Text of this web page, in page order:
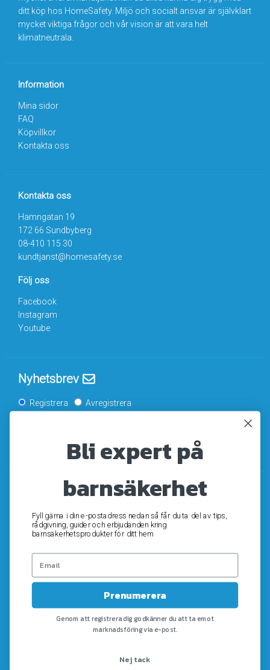
ditt köp hos HomeSafety. Miljö och socialt ansvar är självklart
mycket viktiga frågor och vår vision är att vara helt
klimatneutrala.
Information
Mina sidor
FAQ
Köpvillkor
Kontakta oss
Kontakta oss
Hamngatan 19
172 66 Sundbyberg
08-410 115 30
kundtjanst@homesafety.se
Följ oss
Facebook
Instagram
Youtube
Nyhetsbrev
Registrera Avregistrera
OK
Bli expert på
barnsäkerhet
Fyll gärna i din e-postadress nedan så får du ta del av tips,
rådgivning, guider och erbjudanden kring
barnsäkerhetsprodukter för ditt hem
Prenumerera
Genom att registrera dig godkänner du att ta emot
marknadsföring via e-post.
Nej tack